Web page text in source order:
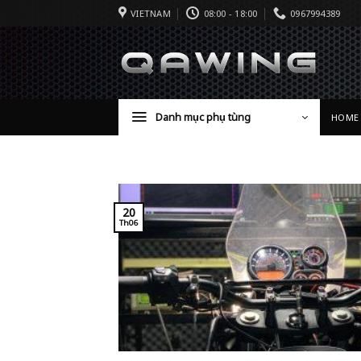
VIETNAM 08:00 - 18:00 0967994389
Danh mục phụ tùng HOME
20
Th06